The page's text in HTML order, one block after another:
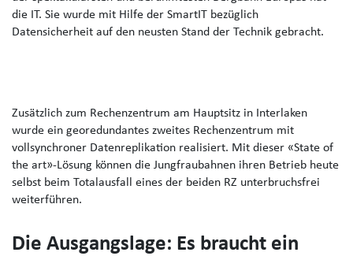
die IT. Sie wurde mit Hilfe der SmartIT bezüglich
Datensicherheit auf den neusten Stand der Technik gebracht.
Zusätzlich zum Rechenzentrum am Hauptsitz in Interlaken
wurde ein georedundantes zweites Rechenzentrum mit
vollsynchroner Datenreplikation realisiert. Mit dieser «State of
the art»-Lösung können die Jungfraubahnen ihren Betrieb heute
selbst beim Totalausfall eines der beiden RZ unterbruchsfrei
weiterführen.
Die Ausgangslage: Es braucht ein